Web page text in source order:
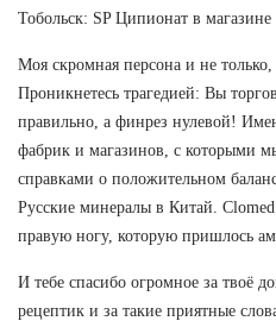
Тобольск: SP Ципионат в магазине
Моя скромная персона и не
Проникнетесь трагедией: Вы
правильно, а финрез нулевой!
фабрик и магазинов, с которыми
справками о положительном
Русские минералы в Китай.
правую ногу, которую пришлось
И тебе спасибо огромное за твоё
рецептик и за такие приятные